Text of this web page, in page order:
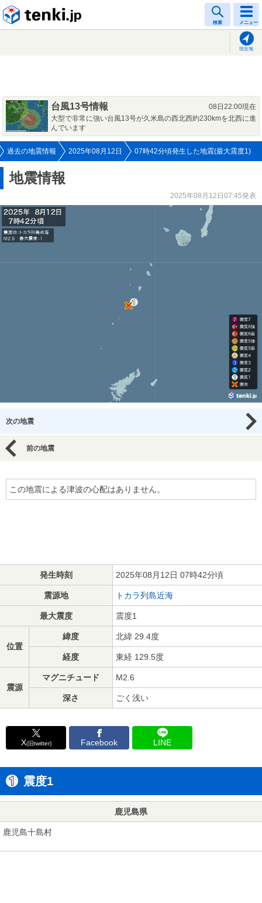
検索 メニュー
現在地
台風13号情報
08日22:00現在
大型で非常に強い台風13号が久米島の西北西約230kmを北西に進
んでいます
過去の地震情報 2025年08月12日 07時42分頃発生した地震(最大震度1)
地震情報
2025年08月12日07:45発表
次の地震
前の地震
この地震による津波の心配はありません。
発生時刻 2025年08月12日 07時42分頃
震源地 トカラ列島近海
最大震度 震度1
位置
緯度 北緯 29.4度
経度 東経 129.5度
震源
マグニチュード M2.6
深さ ごく浅い
X(旧twitter) Facebook LINE
震度1
鹿児島県
鹿児島十島村